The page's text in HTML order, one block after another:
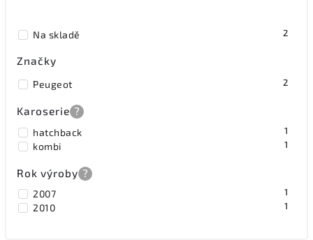
Na skladě 2
Značky
Peugeot 2
Karoserie ?
hatchback 1
kombi 1
Rok výroby ?
2007 1
2010 1